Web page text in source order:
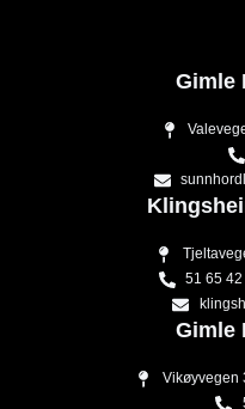
Gimle
51 65
Gimle
Vikøyvegen